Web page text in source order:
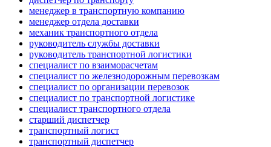
менеджер в транспортную компанию
менеджер отдела доставки
механик транспортного отдела
руководитель службы доставки
руководитель транспортной логистики
специалист по взаиморасчетам
специалист по железнодорожным перевозкам
специалист по организации перевозок
специалист по транспортной логистике
специалист транспортного отдела
старший диспетчер
транспортный логист
транспортный диспетчер